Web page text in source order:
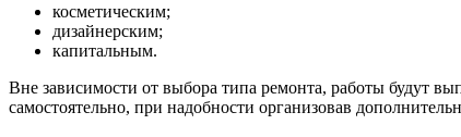
косметическим;
дизайнерским;
капитальным.
Вне зависимости от выбора типа ремонта, работы будут
самостоятельно, при надобности организовав